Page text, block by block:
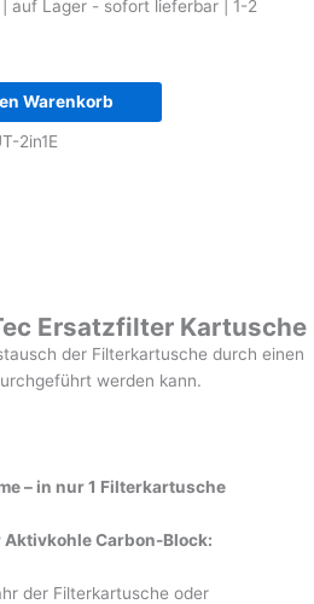
| auf Lager - sofort lieferbar | 1-2
Warenkorb
2in1E
Ersatzfilter Kartusche
der Filterkartusche durch einen
werden kann.
– in nur 1 Filterkartusche
Carbon-Block:
der Filterkartusche oder